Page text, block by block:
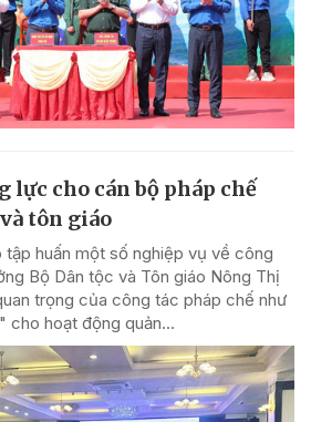
lực cho cán bộ pháp chế
tôn giáo
tập huấn một số nghiệp vụ về công
Bộ Dân tộc và Tôn giáo Nông Thị
trọng của công tác pháp chế như
hoạt động quản...